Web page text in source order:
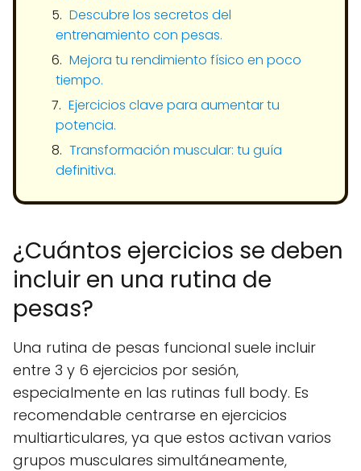
Descubre los secretos del
entrenamiento con pesas.
Mejora tu rendimiento físico en poco
tiempo.
Ejercicios clave para aumentar tu
potencia.
Transformación muscular: tu guía
definitiva.
¿Cuántos ejercicios se deben
incluir en una rutina de
pesas?
Una rutina de pesas funcional suele incluir
entre 3 y 6 ejercicios por sesión,
especialmente en las rutinas full body. Es
recomendable centrarse en ejercicios
multiarticulares, ya que estos activan varios
grupos musculares simultáneamente,